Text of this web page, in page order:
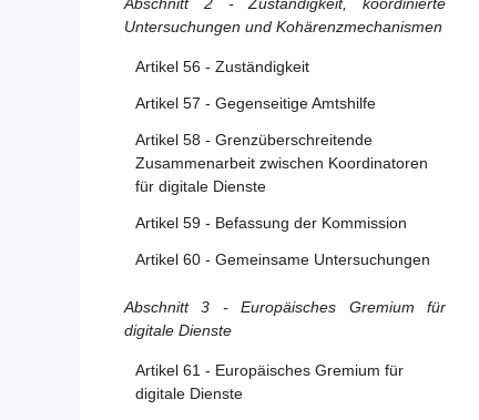
Artikel 18 - Meldung des Verdachts auf
Straftaten
Abschnitt 3 - Zusätzliche Bestimmungen für
Anbieter von Online-Plattformen
Artikel 19 - Ausnahme für Kleinst- und
Kleinunternehmen
Artikel 20 - Internes
Beschwerdemanagementsystem
Streitbeilegung
Hinweisgeber
Untersuchungen und Kohärenzmechanismen
Artikel 56 - Zuständigkeit
Artikel 57 - Gegenseitige Amtshilfe
Artikel 58 - Grenzüberschreitende
Zusammenarbeit zwischen Koordinatoren
für digitale Dienste
Artikel 59 - Befassung der Kommission
Artikel 60 - Gemeinsame Untersuchungen
Abschnitt 3 - Europäisches Gremium für
digitale Dienste
Artikel 61 - Europäisches Gremium für
digitale Dienste